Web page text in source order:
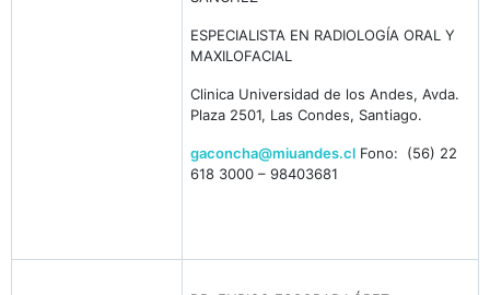
ESPECIALISTA EN RADIOLOGÍA ORAL Y
MAXILOFACIAL
Clinica Universidad de los Andes, Avda.
Plaza 2501, Las Condes, Santiago.
gaconcha@miuandes.cl Fono: (56) 22
618 3000 – 98403681